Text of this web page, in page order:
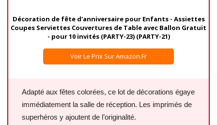
Décoration de fête d'anniversaire pour Enfants - Assiettes
Coupes Serviettes Couvertures de Table avec Ballon Gratuit
- pour 10 invités (PARTY-23) (PARTY-21)
Voir Le Prix Sur Amazon.fr
Adapté aux fêtes colorées, ce lot de décorations égaye
immédiatement la salle de réception. Les imprimés de
superhéros y ajoutent de l’originalité.